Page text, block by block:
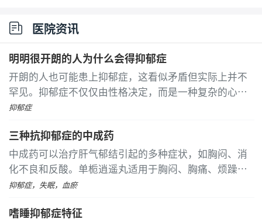
且不愿表达自己的想法和情绪，特别是压抑愤怒和委屈
等负面情绪，同时伴有悲观消极的思维方式。
为了预防或减轻抑郁症的发生，在性格调整和适应
能力提升方面都应有所作为，通过释放压力来避免或降
低发病风险。
医院资讯
明明很开朗的人为什么会得抑郁症
开朗的人也可能患上抑郁症，这看似矛盾但实际上并不
罕见。抑郁症不仅仅由性格决定，而是一种复杂的心理
健康问题，受到生物、心理和社会环境等多方面因素的
但这不代表他们在内心深处没有痛苦
抑郁症
三种抗抑郁症的中成药
中成药可以治疗肝气郁结引起的多种症状，如胸闷、消
化不良和反酸。单栀逍遥丸适用于胸闷、胸痛、烦躁易
怒等症状。九味镇泰胶囊则针对气血瘀滞导致的胸闷、
用于缓解肝气郁结引发的情绪问题和失眠、焦虑
抑郁症，失眠，血瘀
嗜睡抑郁症特征